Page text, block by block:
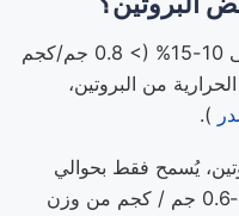
يحتاج الفرد السليم في المتوسط ​​إلى 10-15% (> 0.8 جم/كجم
من البروتين،
).
يُسمح فقط بحوالي
20-50 جرامًا من البروتين (أي 0.5-0.6 جم / كجم من وزن